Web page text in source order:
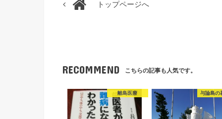
トップページへ
RECOMMEND こちらの記事も人気です。
離島医療 与論島の